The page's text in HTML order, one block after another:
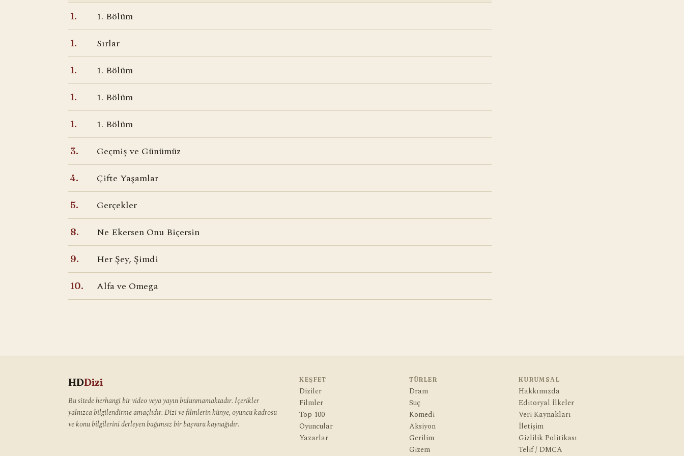
1. 1. Bölüm
1. Sırlar
1. 1. Bölüm
1. 1. Bölüm
1. 1. Bölüm
3. Geçmiş ve Günümüz
4. Çifte Yaşamlar
5. Gerçekler
8. Ne Ekersen Onu Biçersin
9. Her Şey, Şimdi
10. Alfa ve Omega
HDDizi
Bu sitede herhangi bir video veya yayın bulunmamaktadır. İçerikler
yalnızca bilgilendirme amaçlıdır. Dizi ve filmlerin künye, oyuncu kadrosu
ve konu bilgilerini derleyen bağımsız bir başvuru kaynağıdır.
KEŞFET
Diziler
Filmler
Top 100
Oyuncular
Yazarlar
TÜRLER
Dram
Suç
Komedi
Aksiyon
Gerilim
Gizem
KURUMSAL
Hakkımızda
Editoryal İlkeler
Veri Kaynakları
İletişim
Gizlilik Politikası
Telif / DMCA